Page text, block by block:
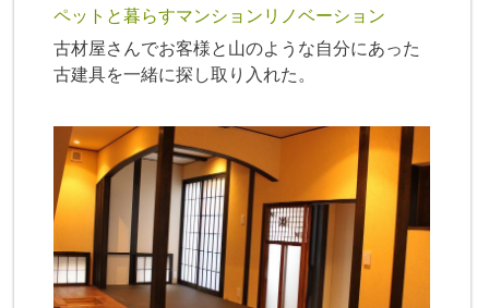
ペットと暮らすマンションリノベーション
古材屋さんでお客様と山のような自分にあった
古建具を一緒に探し取り入れた。